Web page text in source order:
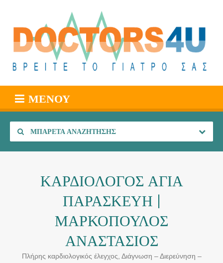
ΜΕΝΟΎ
ΜΠΑΡΈΤΑ ΑΝΑΖΉΤΗΣΗΣ
ΚΑΡΔΙΟΛΟΓΟΣ ΑΓΙΑ
ΠΑΡΑΣΚΕΥΗ |
ΜΑΡΚΟΠΟΥΛΟΣ
ΑΝΑΣΤΑΣΙΟΣ
Πλήρης καρδιολογικός έλεγχος, Διάγνωση – Διερεύνηση –